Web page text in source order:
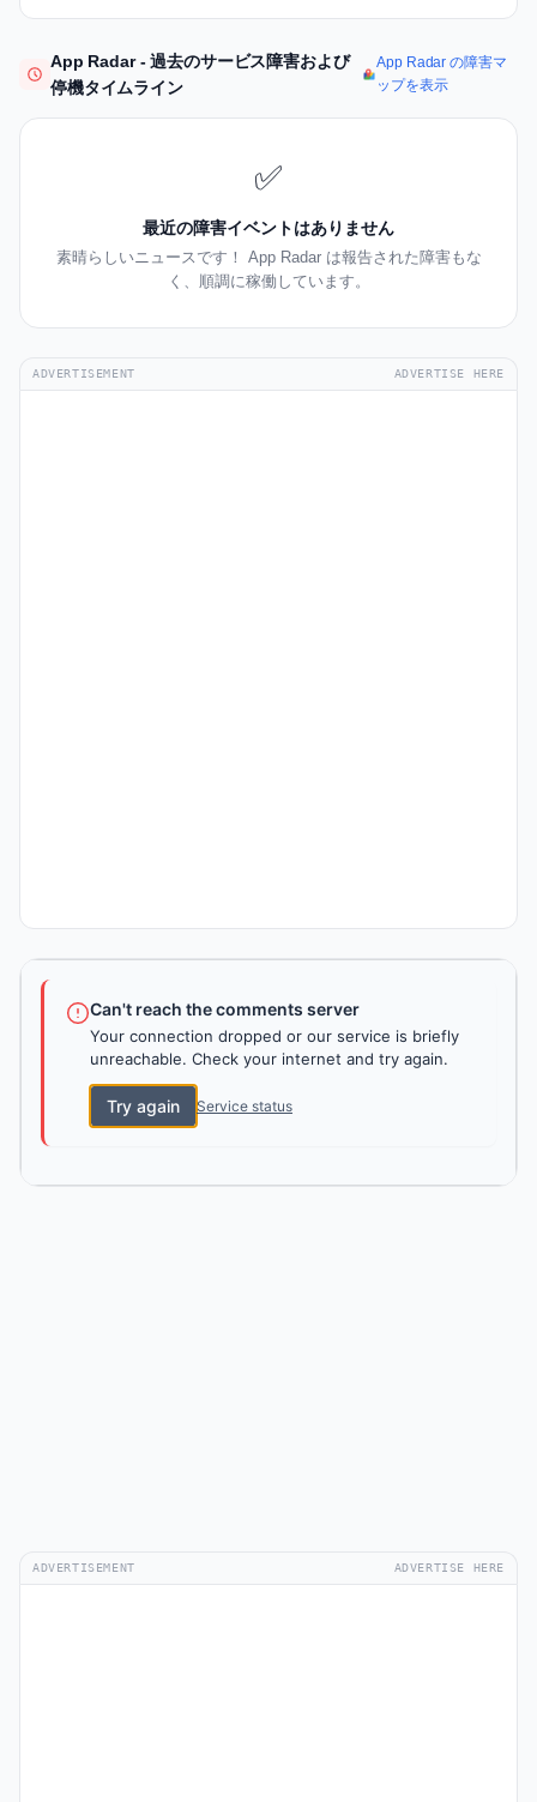
App Radar - 過去のサービス障害および
停機タイムライン
App Radar の障害マ
ップを表示
✅
最近の障害イベントはありません
素晴らしいニュースです！ App Radar は報告された障害もな
く、順調に稼働しています。
ADVERTISEMENT ADVERTISE HERE
Can't reach the comments server
Your connection dropped or our service is briefly
unreachable. Check your internet and try again.
Try again Service status
ADVERTISEMENT ADVERTISE HERE